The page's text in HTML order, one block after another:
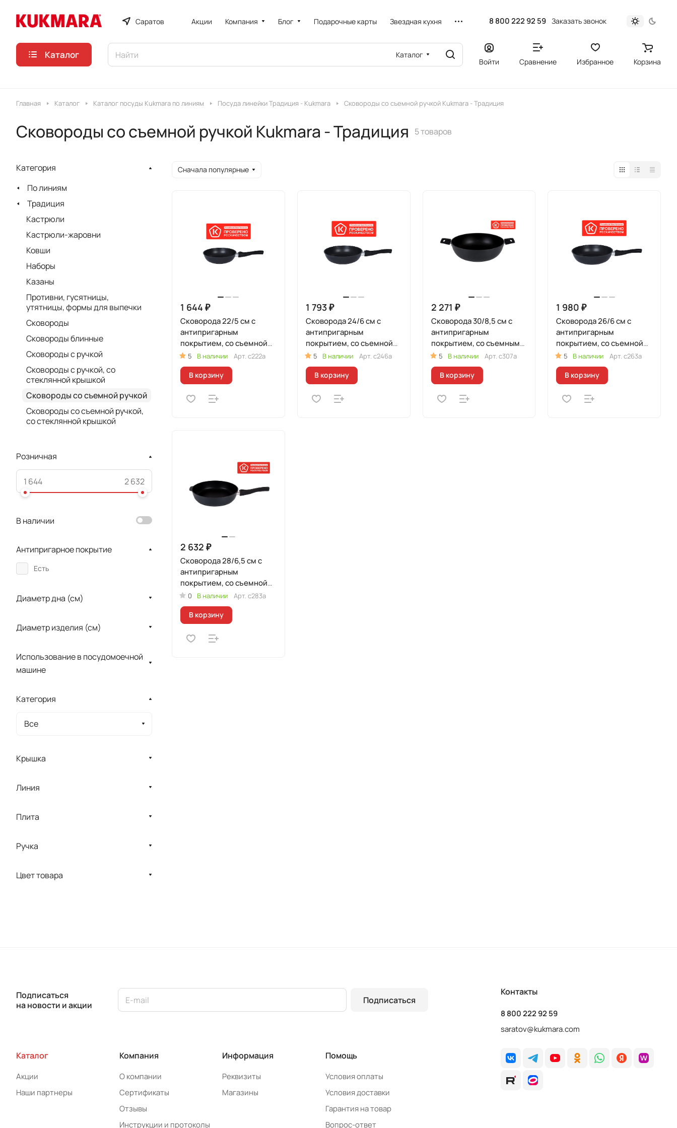
Саратов Акции Компания Блог Подарочные карты Звездная кухня 8 800 222 92 59 Заказать звонок
Каталог Каталог
Войти Сравнение Избранное Корзина
Главная Каталог Каталог посуды Kukmara по линиям Посуда линейки Традиция - Kukmara Сковороды со съемной ручкой Kukmara - Традиция
Сковороды со съемной ручкой Kukmara - Традиция 5 товаров
Сначала популярные
1 644 ₽
Сковорода 22/5 см с
антипригарным
покрытием, со съемной
ручкой
5 В наличии Арт. с222а
В корзину
1 793 ₽
Сковорода 24/6 см с
антипригарным
покрытием, со съемной
ручкой
5 В наличии Арт. с246а
В корзину
2 271 ₽
Сковорода 30/8,5 см с
антипригарным
покрытием, со съемными
ручками
5 В наличии Арт. с307а
В корзину
1 980 ₽
Сковорода 26/6 см с
антипригарным
покрытием, со съемной
ручкой
5 В наличии Арт.с263а
В корзину
2 632 ₽
Сковорода 28/6,5 см с
антипригарным
покрытием, со съемной
ручкой
0 В наличии Арт. с283а
В корзину
Категория
По линиям
Традиция
Кастрюли
Кастрюли-жаровни
Ковши
Наборы
Казаны
Противни, гусятницы,
утятницы, формы для выпечки
Сковороды
Сковороды блинные
Сковороды с ручкой
Сковороды с ручкой, со
стеклянной крышкой
Сковороды со съемной ручкой
Сковороды со съемной ручкой,
со стеклянной крышкой
Розничная
В наличии
Антипригарное покрытие
Есть
Диаметр дна (см)
Диаметр изделия (см)
Использование в посудомоечной
машине
Категория
Все
Крышка
Линия
Плита
Ручка
Цвет товара
Подписаться
на новости и акции
Подписаться
Каталог
Акции
Наши партнеры
Компания
О компании
Сертификаты
Отзывы
Инструкции и протоколы
Информация
Реквизиты
Магазины
Помощь
Условия оплаты
Условия доставки
Гарантия на товар
Вопрос-ответ
Контакты
8 800 222 92 59
saratov@kukmara.com